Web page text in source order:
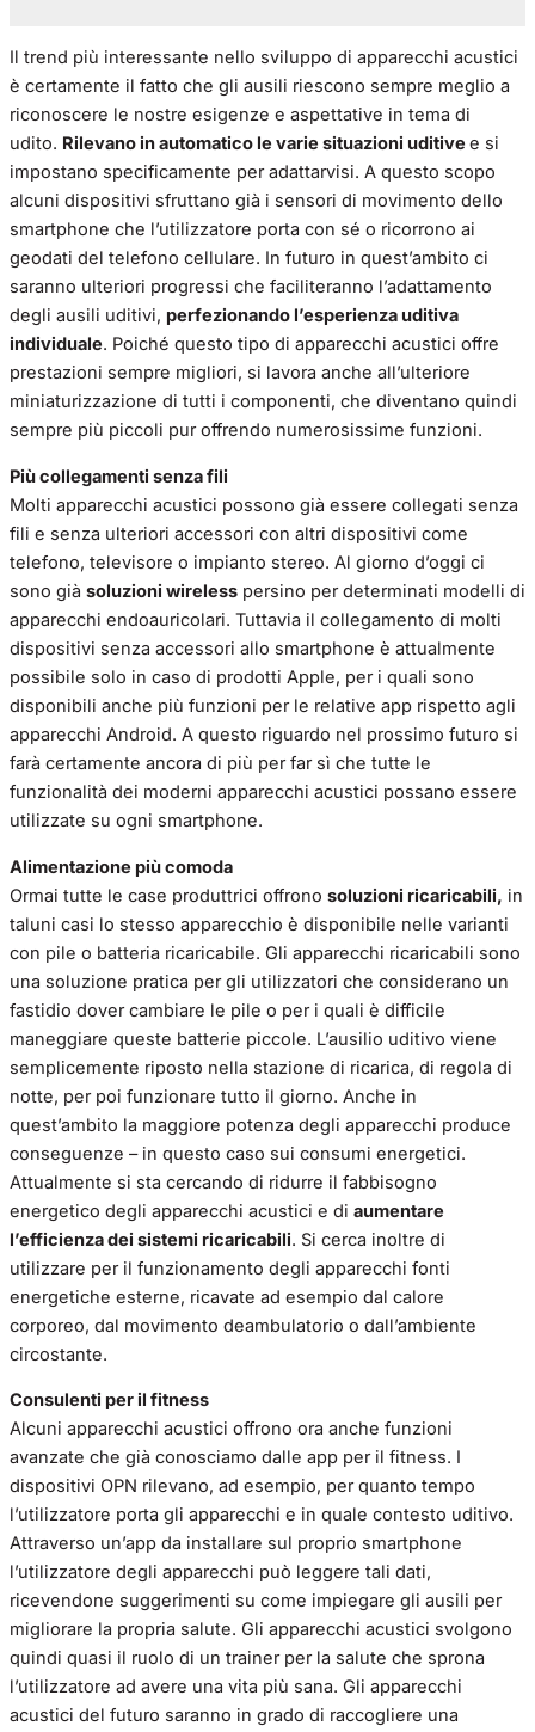
Il trend più interessante nello sviluppo di apparecchi acustici
è certamente il fatto che gli ausili riescono sempre meglio a
riconoscere le nostre esigenze e aspettative in tema di
udito. Rilevano in automatico le varie situazioni uditive e si
impostano specificamente per adattarvisi. A questo scopo
alcuni dispositivi sfruttano già i sensori di movimento dello
smartphone che l’utilizzatore porta con sé o ricorrono ai
geodati del telefono cellulare. In futuro in quest’ambito ci
saranno ulteriori progressi che faciliteranno l’adattamento
degli ausili uditivi, perfezionando l’esperienza uditiva
individuale. Poiché questo tipo di apparecchi acustici offre
prestazioni sempre migliori, si lavora anche all’ulteriore
miniaturizzazione di tutti i componenti, che diventano quindi
sempre più piccoli pur offrendo numerosissime funzioni.
Più collegamenti senza fili
Molti apparecchi acustici possono già essere collegati senza
fili e senza ulteriori accessori con altri dispositivi come
telefono, televisore o impianto stereo. Al giorno d’oggi ci
sono già soluzioni wireless persino per determinati modelli di
apparecchi endoauricolari. Tuttavia il collegamento di molti
dispositivi senza accessori allo smartphone è attualmente
possibile solo in caso di prodotti Apple, per i quali sono
disponibili anche più funzioni per le relative app rispetto agli
apparecchi Android. A questo riguardo nel prossimo futuro si
farà certamente ancora di più per far sì che tutte le
funzionalità dei moderni apparecchi acustici possano essere
utilizzate su ogni smartphone.
Alimentazione più comoda
Ormai tutte le case produttrici offrono soluzioni ricaricabili, in
taluni casi lo stesso apparecchio è disponibile nelle varianti
con pile o batteria ricaricabile. Gli apparecchi ricaricabili sono
una soluzione pratica per gli utilizzatori che considerano un
fastidio dover cambiare le pile o per i quali è difficile
maneggiare queste batterie piccole. L’ausilio uditivo viene
semplicemente riposto nella stazione di ricarica, di regola di
notte, per poi funzionare tutto il giorno. Anche in
quest’ambito la maggiore potenza degli apparecchi produce
conseguenze – in questo caso sui consumi energetici.
Attualmente si sta cercando di ridurre il fabbisogno
energetico degli apparecchi acustici e di aumentare
l’efficienza dei sistemi ricaricabili. Si cerca inoltre di
utilizzare per il funzionamento degli apparecchi fonti
energetiche esterne, ricavate ad esempio dal calore
corporeo, dal movimento deambulatorio o dall’ambiente
circostante.
Consulenti per il fitness
Alcuni apparecchi acustici offrono ora anche funzioni
avanzate che già conosciamo dalle app per il fitness. I
dispositivi OPN rilevano, ad esempio, per quanto tempo
l’utilizzatore porta gli apparecchi e in quale contesto uditivo.
Attraverso un’app da installare sul proprio smartphone
l’utilizzatore degli apparecchi può leggere tali dati,
ricevendone suggerimenti su come impiegare gli ausili per
migliorare la propria salute. Gli apparecchi acustici svolgono
quindi quasi il ruolo di un trainer per la salute che sprona
l’utilizzatore ad avere una vita più sana. Gli apparecchi
acustici del futuro saranno in grado di raccogliere una